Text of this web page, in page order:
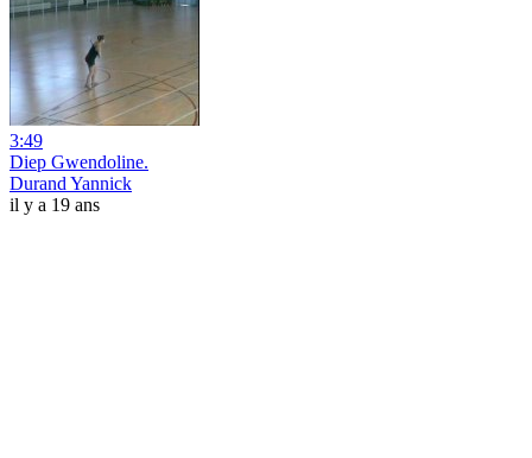
3:49
Diep Gwendoline.
Durand Yannick
il y a 19 ans